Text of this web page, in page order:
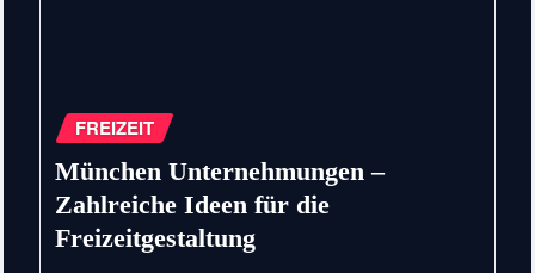
FREIZEIT
München Unternehmungen –
Zahlreiche Ideen für die
Freizeitgestaltung